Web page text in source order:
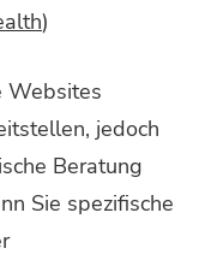
)
Websites
jedoch
Beratung
Sie spezifische